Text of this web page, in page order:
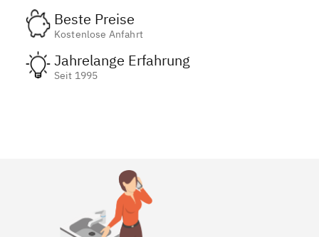
Beste Preise
Kostenlose Anfahrt
Jahrelange Erfahrung
Seit 1995